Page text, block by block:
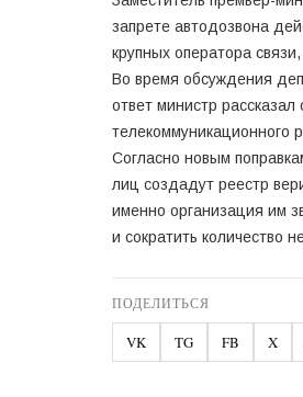
запрете автодозвона
крупных оператора
Во время обсуждения
ответ министр
телекоммуникационного
Согласно новым
лиц создадут реестр
именно организация им
и сократить количество
ПОДЕЛИТЬСЯ
VK TG FB X